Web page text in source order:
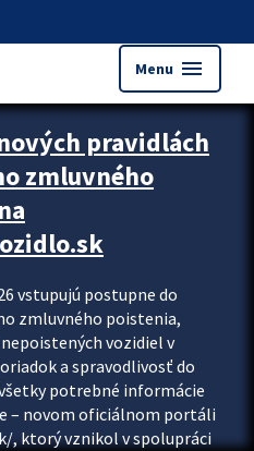
Menu menu
pravidlách
zmluvného
vstupujú postupne do
zmluvného poistenia,
vozidiel v
a spravodlivosť do
potrebné informácie
– novom oficiálnom portáli
ktorý vznikol v spolupráci